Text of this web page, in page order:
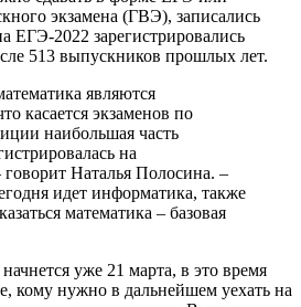
экзамена (ГВЭ), записались
ЕГЭ-2022 зарегистрировались
513 выпускников прошлых лет.
являются
касается экзаменов по
наибольшая часть
на
говорит Наталья Полосина. –
идет информатика, также
математика – базовая
уже 21 марта, в это время
кому нужно в дальнейшем уехать на